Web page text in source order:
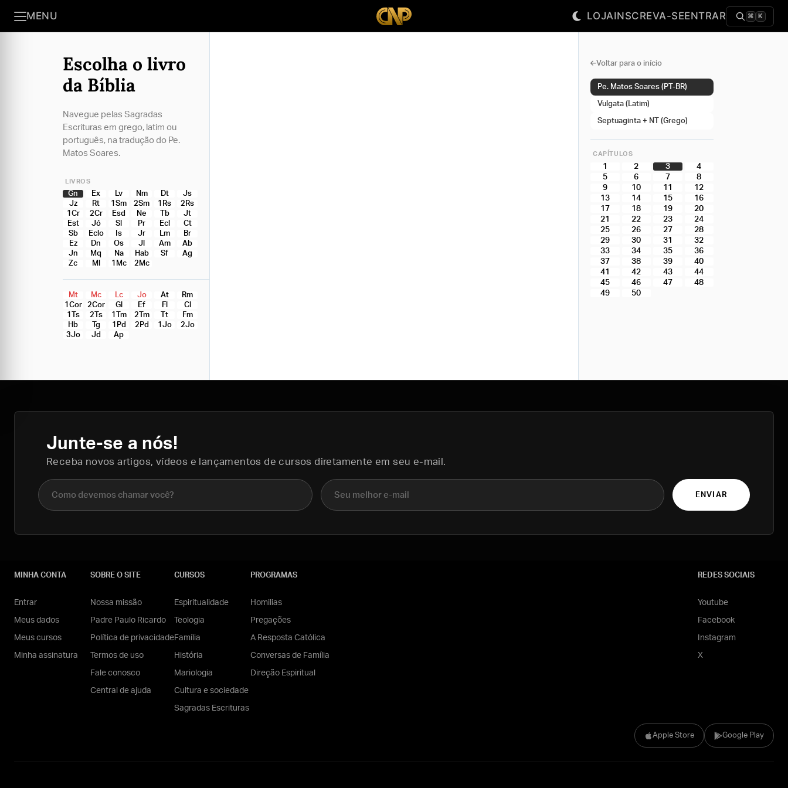
MENU LOJAINSCREVA-SEENTRAR ⌘ K
Escolha o livro
da Bíblia
Navegue pelas Sagradas
Escrituras em grego, latim ou
português, na tradução do Pe.
Matos Soares.
LIVROS
Gn Ex Lv Nm Dt
Js
Jz
Rt 1Sm 2Sm 1Rs
2Rs
1Cr
2Cr Esd Ne Tb
Jt
Est
Jó Sl Pr Ecl
Ct
Sb
Eclo Is Jr Lm
Br
Ez
Dn Os Jl Am
Ab
Jn
Mq Na Hab Sf
Ag
Zc
Ml 1Mc 2Mc
Mt Mc Lc Jo At
Rm
1Cor
2Cor Gl Ef Fl
Cl
1Ts
2Ts 1Tm 2Tm Tt
Fm
Hb
Tg 1Pd 2Pd 1Jo
2Jo
3Jo
Jd Ap
Voltar para o início
Pe. Matos Soares (PT-BR)
Vulgata (Latim)
Septuaginta + NT (Grego)
CAPÍTULOS
1 2 3
4
5
6 7
8
9
10 11
12
13
14 15
16
17
18 19
20
21
22 23
24
25
26 27
28
29
30 31
32
33
34 35
36
37
38 39
40
41
42 43
44
45
46 47
48
49
50
Junte-se a nós!
Receba novos artigos, vídeos e lançamentos de cursos diretamente em seu e-mail.
Nome completo E-mail
ENVIAR
Apple Store Google Play
MINHA CONTA
Entrar
Meus dados
Meus cursos
Minha assinatura
SOBRE O SITE
Nossa missão
Padre Paulo Ricardo
Política de privacidade
Termos de uso
Fale conosco
Central de ajuda
CURSOS
Espiritualidade
Teologia
Família
História
Mariologia
Cultura e sociedade
Sagradas Escrituras
PROGRAMAS
Homilias
Pregações
A Resposta Católica
Conversas de Família
Direção Espiritual
REDES SOCIAIS
Youtube
Facebook
Instagram
X